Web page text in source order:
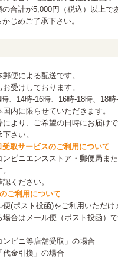
合計が5,000円（税込）以上で
じめご了承下さい。
便による配送です。
受けしております。
、14時-16時、16時-18時、18時
内に限らせていただきます。
より、ご希望の日時にお届け
さい。
取サービスのご利用について
ンビニエンスストア・郵便局ま
認ください。
ご利用について
(ポスト投函)をご利用いただけ
場合はメール便（ポスト投函）
ンビニ等店舗受取」の場合
代金引換」の場合